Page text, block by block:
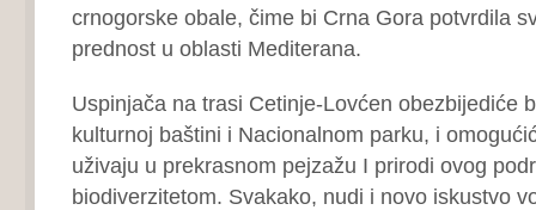
crnogorske obale, čime bi Crna Gora potvrdila
prednost u oblasti Mediterana.
Uspinjača na trasi Cetinje-Lovćen obezbijediće
kulturnoj baštini i Nacionalnom parku, i
uživaju u prekrasnom pejzažu I prirodi ovog
biodiverzitetom. Svakako, nudi i novo iskustvo